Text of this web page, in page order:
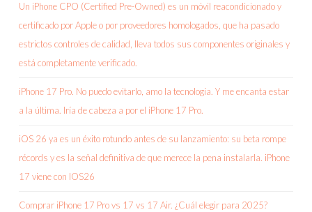
Un iPhone CPO (Certified Pre-Owned) es un móvil reacondicionado y
certificado por Apple o por proveedores homologados, que ha pasado
estrictos controles de calidad, lleva todos sus componentes originales y
está completamente verificado.
iPhone 17 Pro. No puedo evitarlo, amo la tecnología. Y me encanta estar
a la última. Iría de cabeza a por el iPhone 17 Pro.
iOS 26 ya es un éxito rotundo antes de su lanzamiento: su beta rompe
récords y es la señal definitiva de que merece la pena instalarla. iPhone
17 viene con IOS26
Comprar iPhone 17 Pro vs 17 vs 17 Air. ¿Cuál elegir para 2025?